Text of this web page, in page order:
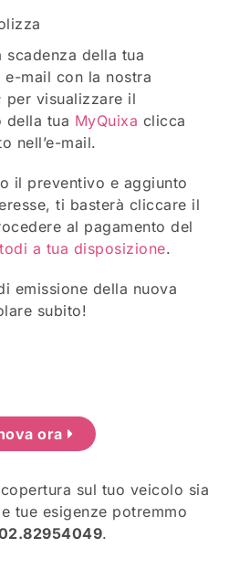
scadenza della tua
mail con la nostra
per visualizzare il
della tua MyQuixa clicca
nell’e-mail.
il preventivo e aggiunto
ti basterà cliccare il
al pagamento del
a tua disposizione.
emissione della nuova
subito!
ora
sul tuo veicolo sia
tue esigenze potremmo
.